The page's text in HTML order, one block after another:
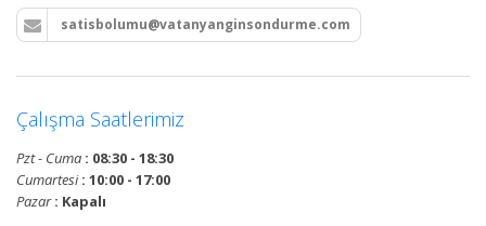
satisbolumu@vatanyanginsondurme.com
Çalışma Saatlerimiz
Pzt - Cuma : 08:30 - 18:30
Cumartesi: 10:00 - 17:00
Pazar: Kapalı